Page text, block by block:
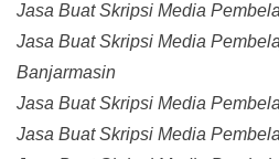
Jasa Buat Skripsi Media
Jasa Buat Skripsi Media
Banjarmasin
Jasa Buat Skripsi Media
Jasa Buat Skripsi Media